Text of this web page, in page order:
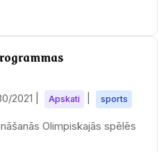
2021 Apskati sports
Olimpiskajās spēlēs